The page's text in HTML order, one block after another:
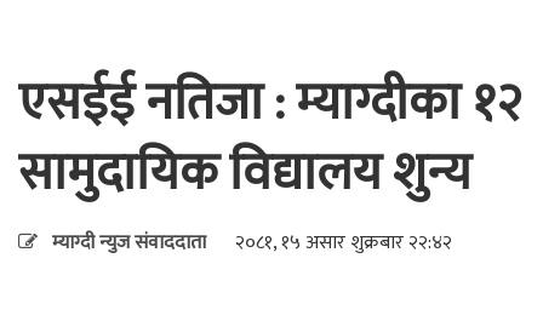
एसईई नतिजा : म्याग्दीका १२
सामुदायिक विद्यालय शुन्य
म्याग्दी न्युज संवाददाता २०८१, १५ असार शुक्रबार २२:४२